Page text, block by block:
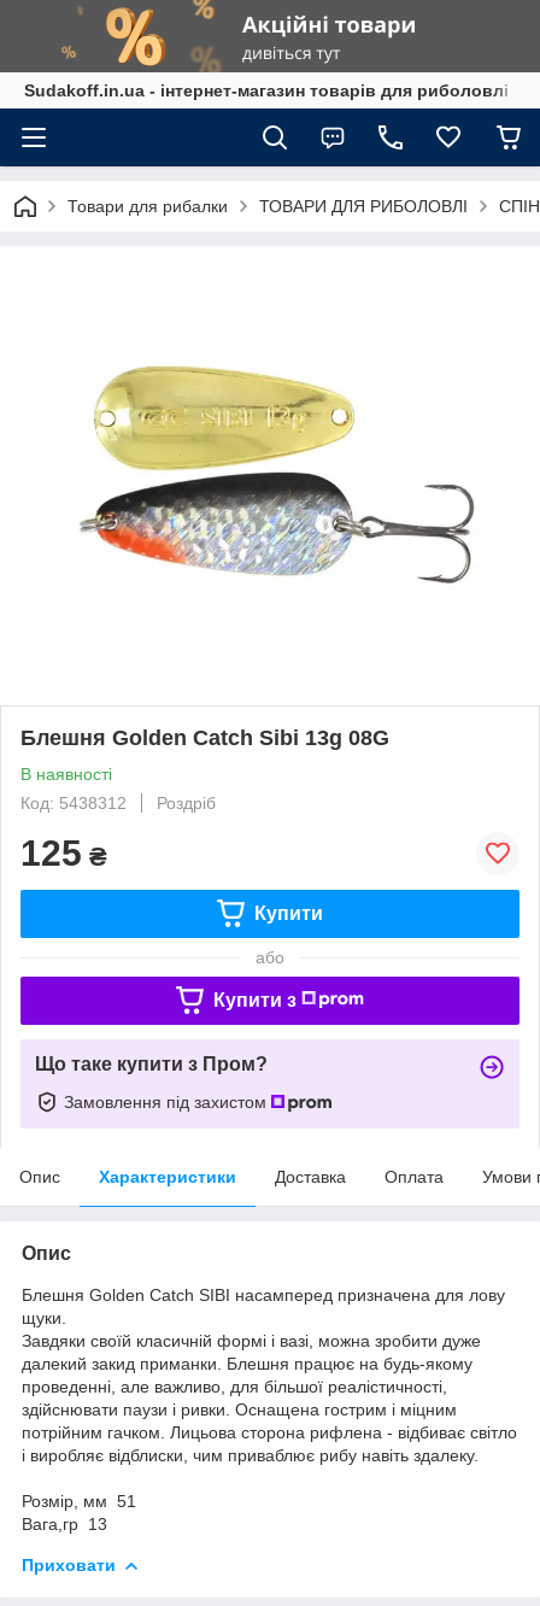
Sudakoff.in.ua - інтернет-магазин товарів для риболовлі
Товари для рибалки ТОВАРИ ДЛЯ РИБОЛОВЛІ
Блешня Golden Catch Sibi 13g 08G
В наявності
Код: 5438312
Роздріб
125 ₴
Купити
або
Купити з
Що таке купити з Пром?
Замовлення під захистом
Опис Характеристики Доставка Оплата Умови
Опис
Блешня Golden Catch SIBI насамперед призначена для лову
щуки.
Завдяки своїй класичній формі і вазі, можна зробити дуже
далекий закид приманки. Блешня працює на будь-якому
проведенні, але важливо, для більшої реалістичності,
здійснювати паузи і ривки. Оснащена гострим і міцним
потрійним гачком. Лицьова сторона рифлена - відбиває світло
і виробляє відблиски, чим приваблює рибу навіть здалеку.
Розмір, мм 51
Вага,гр 13
Приховати